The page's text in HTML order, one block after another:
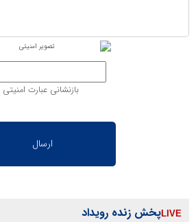
بازنشانی عبارت امنیتی
پخش زنده رویداد